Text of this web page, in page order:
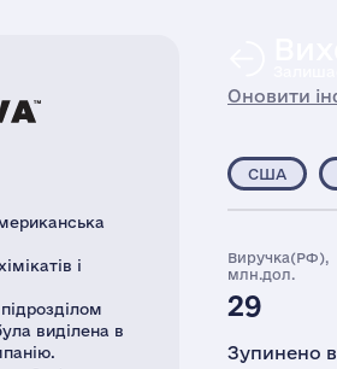
і
виділена в
Оновити
США
Виручка(РФ),
млн.дол.
29
Зупинено